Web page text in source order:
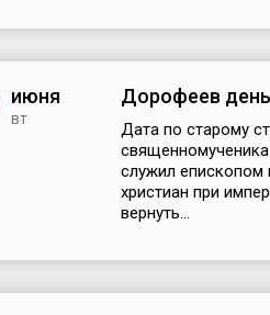
июня
вт
Дорофеев день
Дата по старому
служил епископом
христиан при
вернуть...